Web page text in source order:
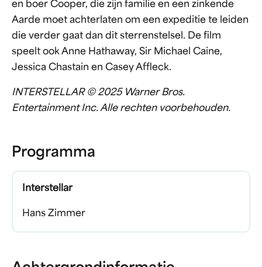
en boer Cooper, die zijn familie en een zinkende
Aarde moet achterlaten om een expeditie te leiden
die verder gaat dan dit sterrenstelsel. De film
speelt ook Anne Hathaway, Sir Michael Caine,
Jessica Chastain en Casey Affleck.
INTERSTELLAR © 2025 Warner Bros.
Entertainment Inc. Alle rechten voorbehouden.
Programma
Interstellar
Hans Zimmer